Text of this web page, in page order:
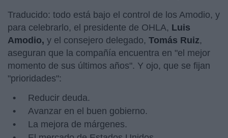
Traducido: todo está bajo el control de los Amodio, y
para celebrarlo, el presidente de OHLA, Luis
Amodio, y el consejero delegado, Tomás Ruiz,
aseguran que la compañía encuentra en "el mejor
momento de sus últimos años". Y ojo, que se fijan
"prioridades":
Reducir deuda.
Avanzar en el buen gobierno.
La mejora de márgenes.